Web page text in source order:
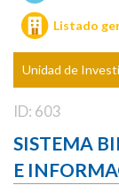
Listado
Unidad de
ID: 603
SISTEMA
E